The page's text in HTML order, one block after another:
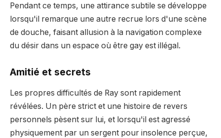
Pendant ce temps, une attirance subtile se développe
lorsqu'il remarque une autre recrue lors d'une scène
de douche, faisant allusion à la navigation complexe
du désir dans un espace où être gay est illégal.
Amitié et secrets
Les propres difficultés de Ray sont rapidement
révélées. Un père strict et une histoire de revers
personnels pèsent sur lui, et lorsqu'il est agressé
physiquement par un sergent pour insolence perçue,